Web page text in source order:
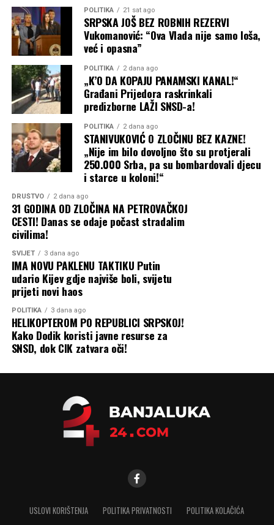
POLITIKA 21 sat ago
SRPSKA JOŠ BEZ ROBNIH REZERVI
Vukomanović: “Ova Vlada nije samo loša,
već i opasna”
POLITIKA 2 dana ago
„K’O DA KOPAJU PANAMSKI KANAL!“
Građani Prijedora raskrinkali
predizborne LAŽI SNSD-a!
POLITIKA 2 dana ago
STANIVUKOVIĆ O ZLOČINU BEZ KAZNE!
„Nije im bilo dovoljno što su protjerali
250.000 Srba, pa su bombardovali djecu
i starce u koloni!“
DRUŠTVO 2 dana ago
31 GODINA OD ZLOČINA NA PETROVAČKOJ
CESTI! Danas se odaje počast stradalim
civilima!
SVIJET 3 dana ago
IMA NOVU PAKLENU TAKTIKU Putin
udario Kijev gdje najviše boli, svijetu
prijeti novi haos
POLITIKA 3 dana ago
HELIKOPTEROM PO REPUBLICI SRPSKOJ!
Kako Dodik koristi javne resurse za
SNSD, dok CIK zatvara oči!
USLOVI KORIŠTENJA POLITIKA PRIVATNOSTI POLITIKA KOLAČIĆA